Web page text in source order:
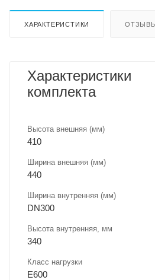
ХАРАКТЕРИСТИКИ
Характеристики
комплекта
Высота внешняя (мм)
410
Ширина внешняя (мм)
440
Ширина внутренняя (мм)
DN300
Высота внутренняя, мм
340
Класс нагрузки
E600